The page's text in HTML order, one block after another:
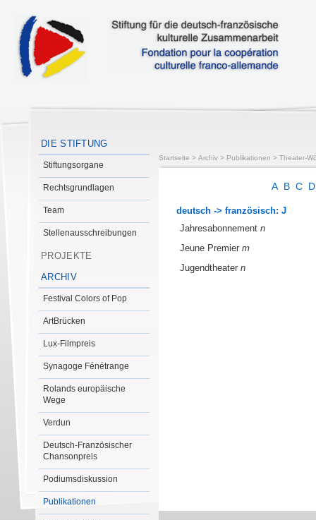
DIE STIFTUNG
Stiftungsorgane
Rechtsgrundlagen
Team
Stellenausschreibungen
PROJEKTE
ARCHIV
Festival Colors of Pop
ArtBrücken
Lux-Filmpreis
Synagoge Fénétrange
Rolands europäische
Wege
Verdun
Deutsch-Französischer
Chansonpreis
Podiumsdiskussion
Publikationen
Startseite > Archiv > Publikationen > Theater-
A B C
deutsch -> französisch: J
Jahresabonnement n
Jeune Premier m
Jugendtheater n